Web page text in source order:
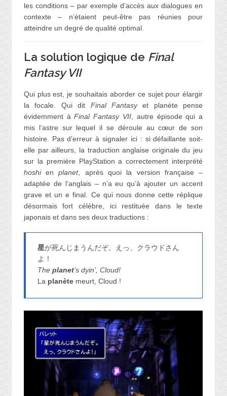
les conditions – par exemple d’accès aux dialogues en
contexte – n’étaient peut-être pas réunies pour
atteindre un degré de qualité optimal.
La solution logique de Final
Fantasy VII
Qui plus est, je souhaitais aborder ce sujet pour élargir
la focale. Qui dit Final Fantasyet planète pense
évidemment àFinal Fantasy VII , autre épisode qui a
mis l’astre sur lequel il se déroule au cœur de son
histoire. Pas d’erreur à signaler ici : si défaillante soit-
elle par ailleurs, la traduction anglaise originale du jeu
sur la première PlayStation a correctement interprété
hoshienplanet, après quoi la version française –
adaptée de l’anglais – n’a eu qu’à ajouter un accent
grave et un e final. Ce qui nous donne cette réplique
désormais fort célèbre, ici restituée dans le texte
japonais et dans ses deux traductions :
星が死んじまうんだぞ。えっ、クラウドさん
よ！
Theplanet’s dyin’, Cloud!
La planète meurt, Cloud !